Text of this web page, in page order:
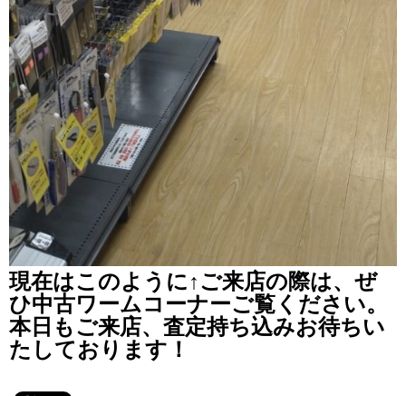
現在はこのように↑ご来店の際は、ぜ
ひ中古ワームコーナーご覧ください。
本日もご来店、査定持ち込みお待ちい
たしております！